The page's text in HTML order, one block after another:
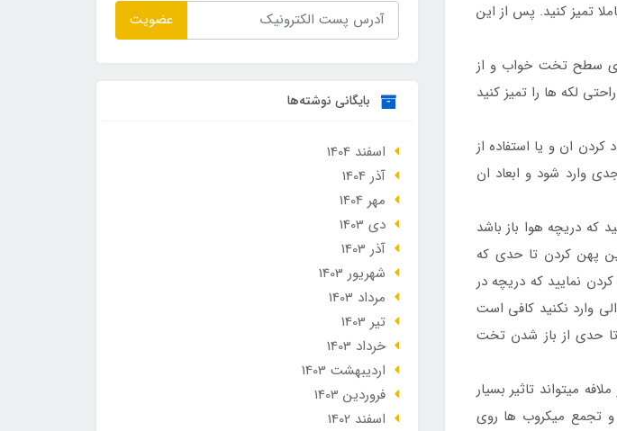
تمیز کنید. پس از این
روی سطح تخت خواب و از
لکه ها را تمیز کنید
ان و یا استفاده از
وارد شود و ابعاد ان
دریچه هوا باز باشد
پهن کردن تا حدی که
نمایید که دریچه در
وارد نکنید کافی است
تا حدی از باز شدن تخت
میتواند تاثیر بسیار
و تجمع میکروب ها روی
عضویت
بایگانی نوشته‌ها
اسفند 1404
آذر 1404
مهر 1404
دی 1403
آذر 1403
شهریور 1403
مرداد 1403
تير 1403
خرداد 1403
ارديبهشت 1403
فروردین 1403
اسفند 1402